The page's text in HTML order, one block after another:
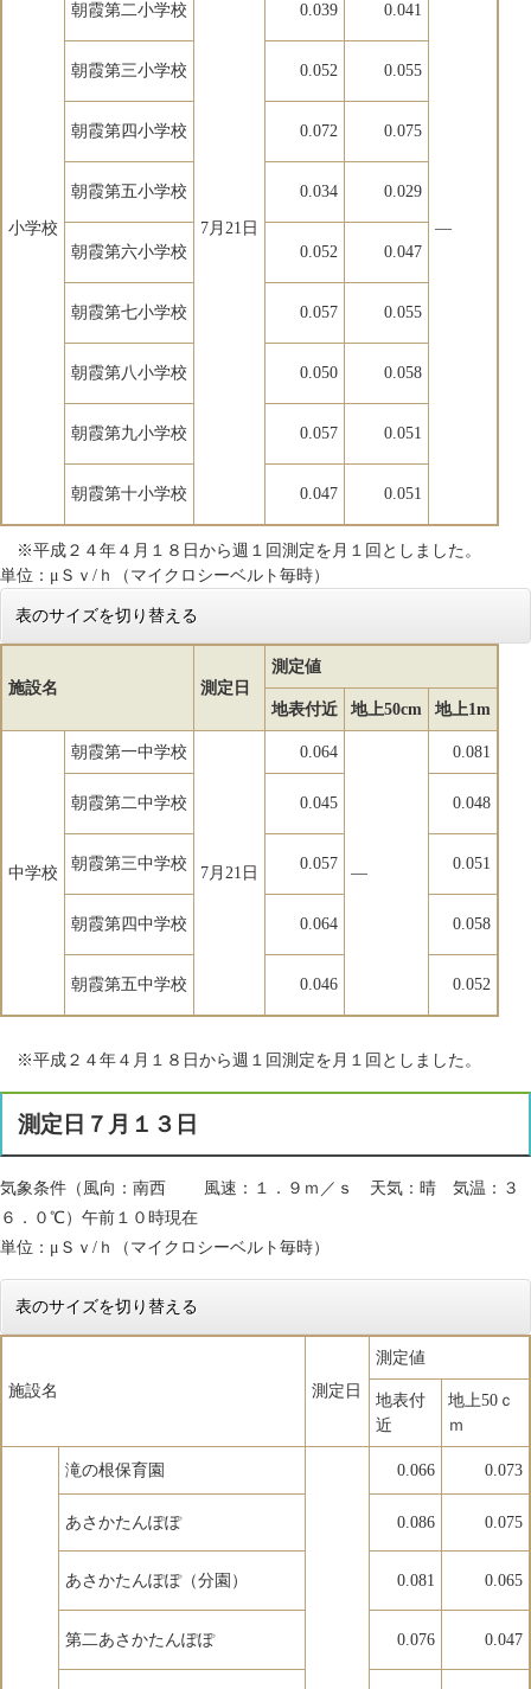
小学校 7月21日 ―
朝霞第二小学校 0.039 0.041
朝霞第三小学校 0.052 0.055
朝霞第四小学校 0.072 0.075
朝霞第五小学校 0.034 0.029
朝霞第六小学校 0.052 0.047
朝霞第七小学校 0.057 0.055
朝霞第八小学校 0.050 0.058
朝霞第九小学校 0.057 0.051
朝霞第十小学校 0.047 0.051
※平成２４年４月１８日から週１回測定を月１回としました。
単位：μＳｖ/ｈ（マイクロシーベルト毎時）
表のサイズを切り替える
施設名 測定日
測定値
地表付近 地上50cm 地上1m
中学校
朝霞第一中学校
7月21日
0.064
―
0.081
朝霞第二中学校 0.045 0.048
朝霞第三中学校 0.057 0.051
朝霞第四中学校 0.064 0.058
朝霞第五中学校 0.046 0.052
※平成２４年４月１８日から週１回測定を月１回としました。
測定日７月１３日
気象条件（風向：南西 風速：１．９ｍ／ｓ 天気：晴 気温：３
６．０℃）午前１０時現在
単位：μＳｖ/ｈ（マイクロシーベルト毎時）
表のサイズを切り替える
施設名 測定日
測定値
地表付
近
地上50ｃ
ｍ
滝の根保育園 0.066 0.073
あさかたんぽぽ 0.086 0.075
あさかたんぽぽ（分園） 0.081 0.065
第二あさかたんぽぽ 0.076 0.047